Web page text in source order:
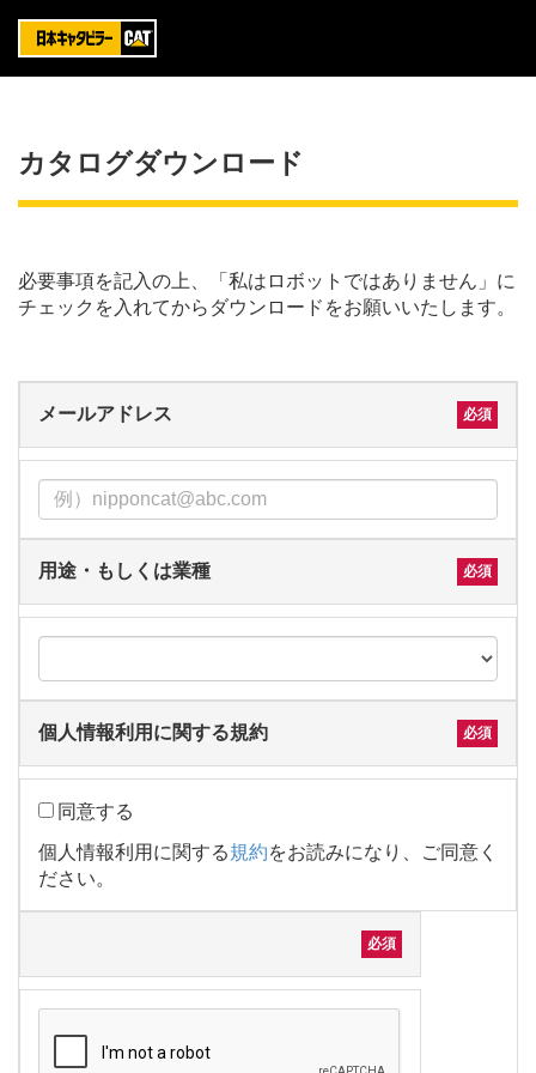
カタログダウンロード
必要事項を記入の上、「私はロボットではありません」に
チェックを入れてからダウンロードをお願いいたします。
メールアドレス
用途・もしくは業種
個人情報利用に関する規約
同意する
個人情報利用に関する規約をお読みになり、ご同意く
ださい。